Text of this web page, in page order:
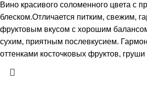
Вино красивого соломенного цвета с
блеском.Отличается питким, свежим,
фруктовым вкусом с хорошим
сухим, приятным послевкусием.
оттенками косточковых фруктов,